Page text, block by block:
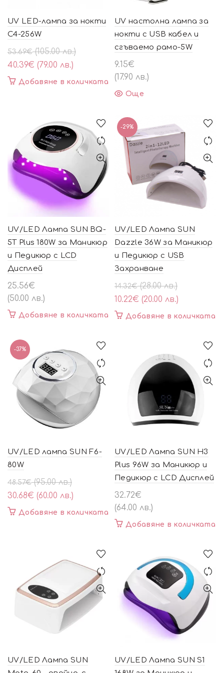
UV LED-лампа за нокти
C4-256W
53.69€ (105.00 лв.)
Original
price
was:
53.69€
40.39€ (79.00 лв.)
Текущата
цена
е:
40.39€
Добавяне в количката
UV настолна лампа за
нокти с USB кабел и
сгъваемо рамо-5W
9.15€
(17.90 лв.)
Още
UV/LED Лампа SUN BQ-
5T Plus 180W за Маникюр
и Педикюр с LCD
Дисплей
25.56€
(50.00 лв.)
Добавяне в количката
-29%
UV/LED Лампа SUN
Dazzle 36W за Маникюр
и Педикюр с USB
Захранване
14.32€ (28.00 лв.)
Original
price
was:
14.32€
10.22€ (20.00 лв.)
Текущата
цена
е:
10.22€
Добавяне в количката
-37%
UV/LED лампа SUN F6-
80W
48.57€ (95.00 лв.)
Original
price
was:
48.57€
30.68€ (60.00 лв.)
Текущата
цена
е:
30.68€
Добавяне в количката
UV/LED Лампа SUN H3
Plus 96W за Маникюр и
Педикюр с LCD Дисплей
32.72€
(64.00 лв.)
Добавяне в количката
UV/LED Лампа SUN
UV/LED Лампа SUN S1